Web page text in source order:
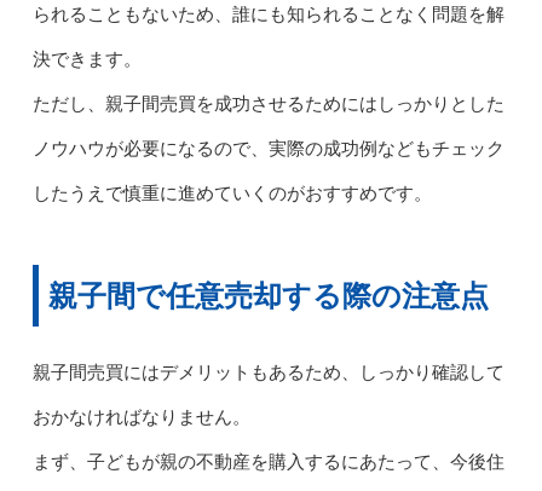
られることもないため、誰にも知られることなく問題を解
決できます。
ただし、親子間売買を成功させるためにはしっかりとした
ノウハウが必要になるので、実際の成功例などもチェック
したうえで慎重に進めていくのがおすすめです。
親子間で任意売却する際の注意点
親子間売買にはデメリットもあるため、しっかり確認して
おかなければなりません。
まず、子どもが親の不動産を購入するにあたって、今後住